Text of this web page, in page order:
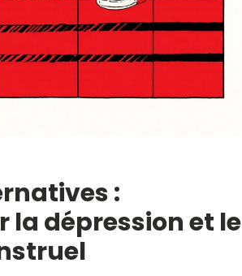
:
dépression et le